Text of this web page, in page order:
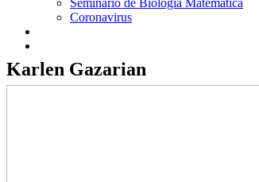
Seminario de Biología Matemática
Coronavirus
Karlen Gazarian